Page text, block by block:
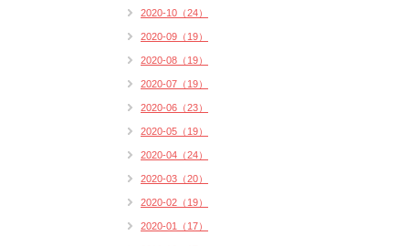
2020-10（24）
2020-09（19）
2020-08（19）
2020-07（19）
2020-06（23）
2020-05（19）
2020-04（24）
2020-03（20）
2020-02（19）
2020-01（17）